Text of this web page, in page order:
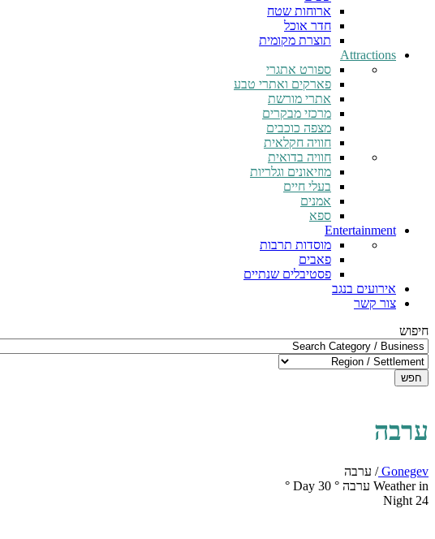
ארוחות שטח
חדר אוכל
תוצרת מקומית
Attractions
ספורט אתגרי
פארקים ואתרי טבע
אתרי מורשת
מרכזי מבקרים
מצפה כוכבים
חוויה חקלאית
חוויה בדואית
מוזיאונים וגלריות
בעלי חיים
אמנים
ספא
Entertainment
מוסדות תרבות
פאבים
פסטיבלים שנתיים
אירועים בנגב
צור קשר
חיפוש
חפש
ערבה
Gonegev
/ ערבה
Weather in ערבה
°
30
Day
°
24
Night